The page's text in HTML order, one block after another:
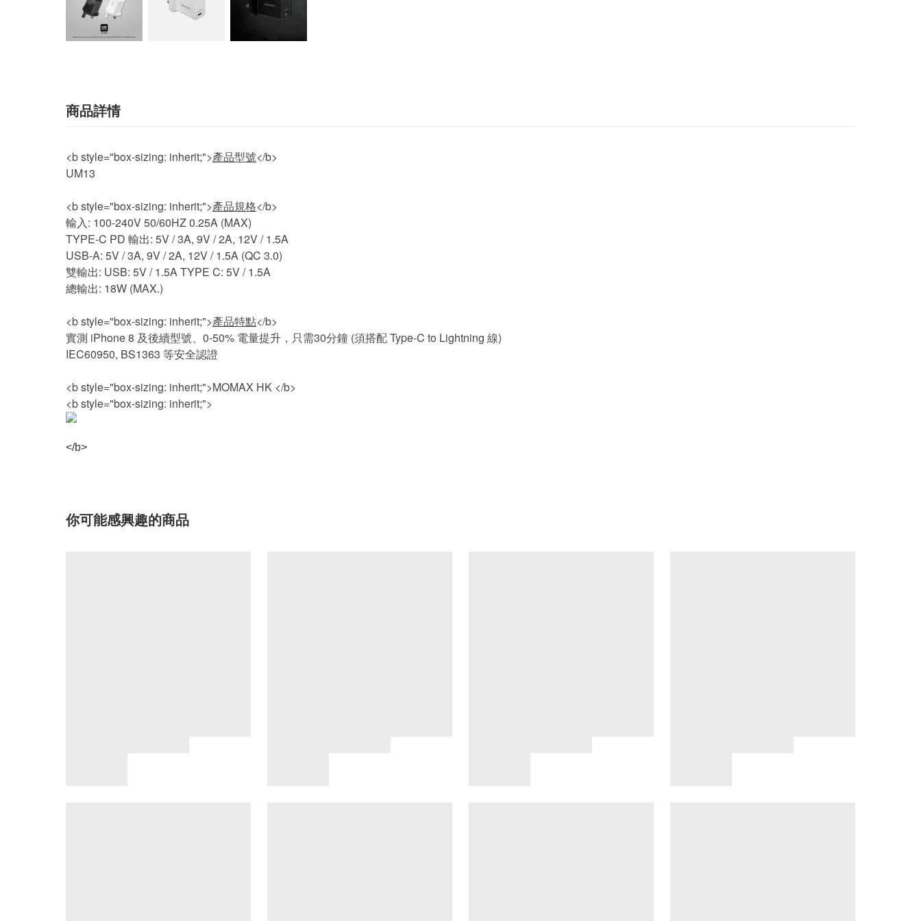
商品詳情
<b style="box-sizing: inherit;">產品型號</b>
UM13
<b style="box-sizing: inherit;">產品規格</b>
輸入: 100-240V 50/60HZ 0.25A (MAX)
TYPE-C PD 輸出: 5V / 3A, 9V / 2A, 12V / 1.5A
USB-A: 5V / 3A, 9V / 2A, 12V / 1.5A (QC 3.0)
雙輸出: USB: 5V / 1.5A TYPE C: 5V / 1.5A
總輸出: 18W (MAX.)
<b style="box-sizing: inherit;">產品特點</b>
實測 iPhone 8 及後續型號、0-50% 電量提升，只需30分鐘 (須搭配 Type-C to Lightning 線)
IEC60950, BS1363 等安全認證
<b style="box-sizing: inherit;">MOMAX HK </b>
<b style="box-sizing: inherit;">
</b>
你可能感興趣的商品